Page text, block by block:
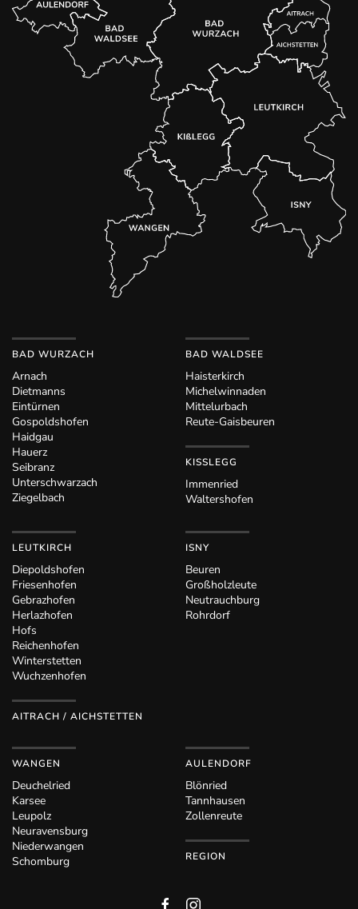
BAD WURZACH
Arnach
Dietmanns
Eintürnen
Gospoldshofen
Haidgau
Hauerz
Seibranz
Unterschwarzach
Ziegelbach
BAD WALDSEE
Haisterkirch
Michelwinnaden
Mittelurbach
Reute-Gaisbeuren
KISSLEGG
Immenried
Waltershofen
LEUTKIRCH
Diepoldshofen
Friesenhofen
Gebrazhofen
Herlazhofen
Hofs
Reichenhofen
Winterstetten
Wuchzenhofen
AITRACH / AICHSTETTEN
ISNY
Beuren
Großholzleute
Neutrauchburg
Rohrdorf
WANGEN
Deuchelried
Karsee
Leupolz
Neuravensburg
Niederwangen
Schomburg
AULENDORF
Blönried
Tannhausen
Zollenreute
REGION